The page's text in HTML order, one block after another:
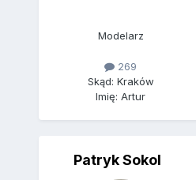
Modelarz
269
Skąd: Kraków
Imię: Artur
Patryk Sokol